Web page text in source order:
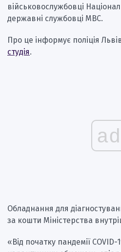
військовослужбовці
державні службовці МВС.
Про це інформує поліція
студія.
ad
Обладнання для
за кошти Міністерства
«Від початку пандемії